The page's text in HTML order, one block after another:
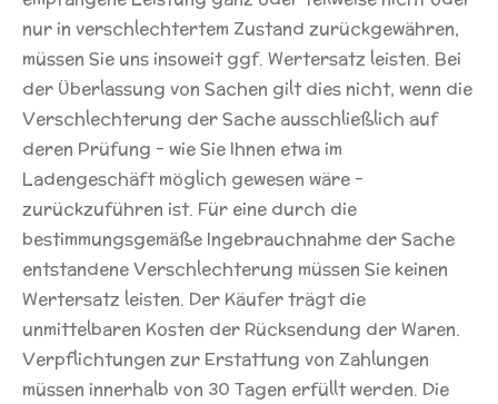
nur in verschlechtertem Zustand zurückgewähren,
müssen Sie uns insoweit ggf. Wertersatz leisten. Bei
der Überlassung von Sachen gilt dies nicht, wenn die
Verschlechterung der Sache ausschließlich auf
deren Prüfung – wie Sie Ihnen etwa im
Ladengeschäft möglich gewesen wäre –
zurückzuführen ist. Für eine durch die
bestimmungsgemäße Ingebrauchnahme der Sache
entstandene Verschlechterung müssen Sie keinen
Wertersatz leisten. Der Käufer trägt die
unmittelbaren Kosten der Rücksendung der Waren.
Verpflichtungen zur Erstattung von Zahlungen
müssen innerhalb von 30 Tagen erfüllt werden. Die